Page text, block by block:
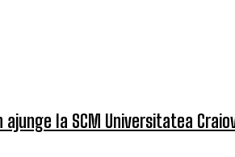
la SCM Universitatea